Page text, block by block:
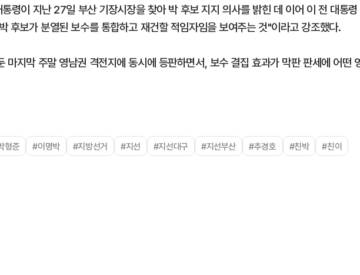
령이 지난 27일 부산 기장시장을 찾아 박 후보 지지 의사를 밝힌 데 이어 이 전 대통령
후보가 분열된 보수를 통합하고 재건할 적임자임을 보여주는 것"이라고 강조했다.
마지막 주말 영남권 격전지에 동시에 등판하면서, 보수 결집 효과가 막판 판세에 어떤
형준 #이명박 #지방선거 #지선 #지선대구 #지선부산 #추경호 #친박 #친이